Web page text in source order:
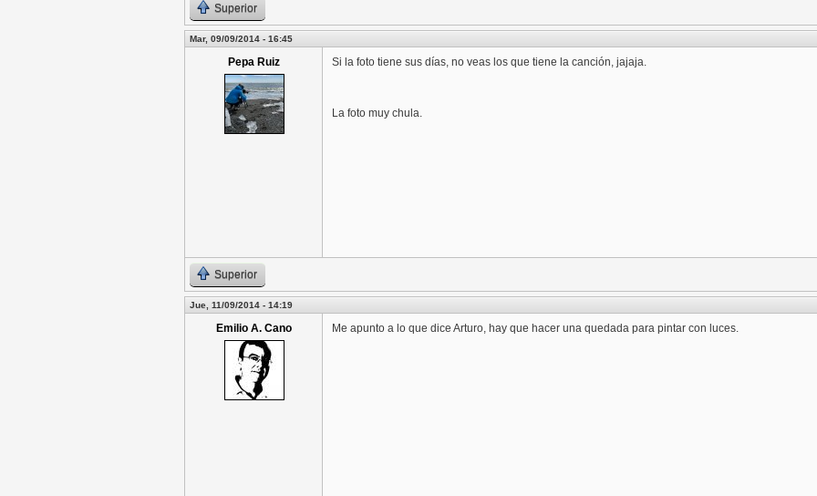
Superior
Mar, 09/09/2014 - 16:45
Pepa Ruiz
Si la foto tiene sus días, no veas los que tiene la canción, jajaja.
La foto muy chula.
Superior
Jue, 11/09/2014 - 14:19
Emilio A. Cano
Me apunto a lo que dice Arturo, hay que hacer una quedada para pintar con luces.